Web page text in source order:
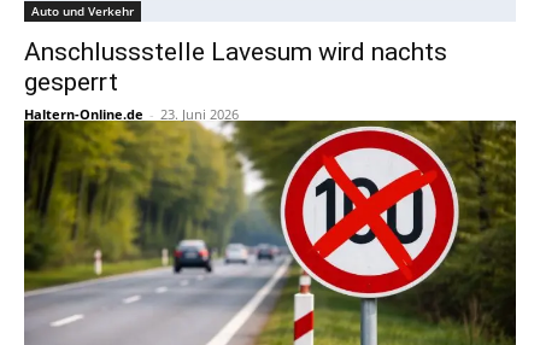
Auto und Verkehr
Anschlussstelle Lavesum wird nachts
gesperrt
Haltern-Online.de - 23. Juni 2026